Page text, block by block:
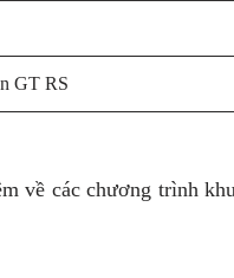
GT RS
về các chương trình